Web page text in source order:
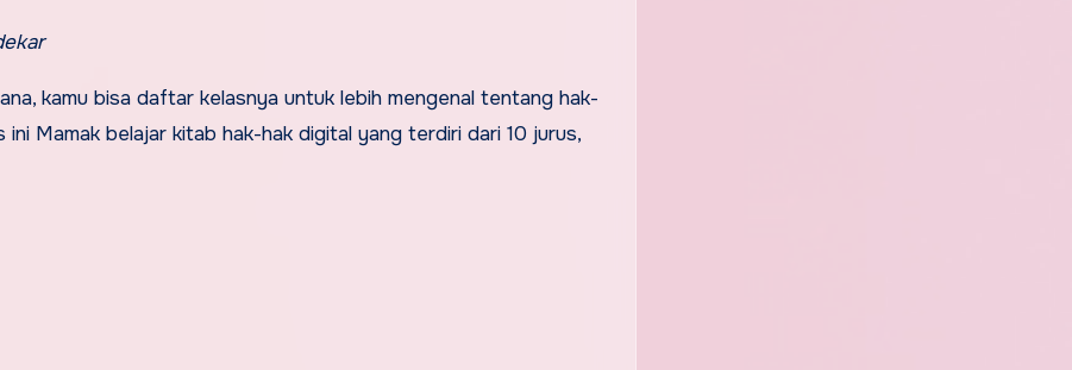
kamu bisa daftar kelasnya untuk lebih mengenal tentang hak-
Mamak belajar kitab hak-hak digital yang terdiri dari 10 jurus,